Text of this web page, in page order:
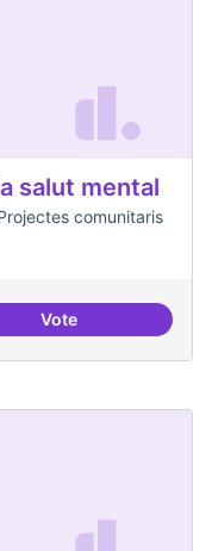
salut mental
comunitaris
VoteProjecte